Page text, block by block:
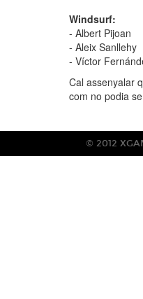
Windsurf:
- Albert Pijoan
- Aleix Sanllehy
- Víctor
Cal assenyalar
com no podia
© 2012